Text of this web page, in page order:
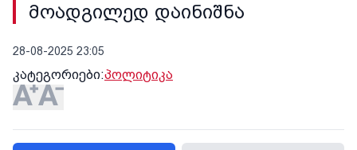
მოადგილედ დაინიშნა
28-08-2025 23:05
კატეგორიები:პოლიტიკა